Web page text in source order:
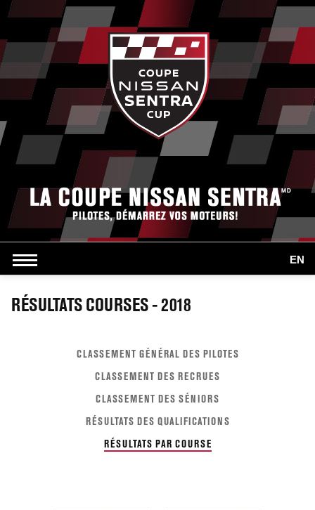
EN
RÉSULTATS COURSES - 2018
CLASSEMENT GÉNÉRAL DES PILOTES
CLASSEMENT DES RECRUES
CLASSEMENT DES SÉNIORS
RÉSULTATS DES QUALIFICATIONS
RÉSULTATS PAR COURSE